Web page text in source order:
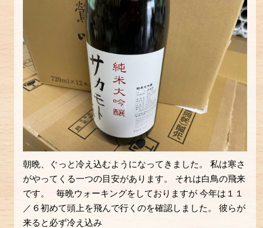
朝晩、ぐっと冷え込むようになってきました。 私は寒さ
がやってくる一つの目安があります。 それは白鳥の飛来
です。 毎晩ウォーキングをしておりますが 今年は１１
／６初めて頭上を飛んで行くのを確認しました。 彼らが
来ると必ず冷え込み